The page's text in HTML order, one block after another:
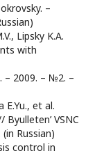
–
Lipsky K.A.
with
– 2009. – №2. –
E.Yu., et al.
VSNC
Russian)
control in